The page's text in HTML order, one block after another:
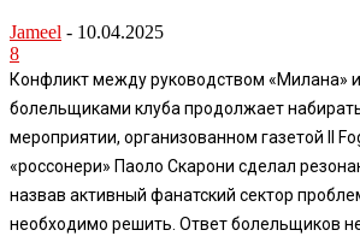
Jameel - 10.04.2025
8
Конфликт между руководством «Милана»
болельщиками клуба продолжает
мероприятии, организованном газетой Il
«россонери» Паоло Скарони сделал
назвав активный фанатский сектор
необходимо решить. Ответ болельщиков